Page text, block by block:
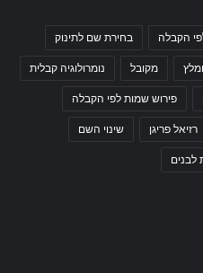
הקבלה בחירת שם לתינוק
מקובל נומרולוגיה קבלית
פירוש שמות לפי הקבלה
רזיאל פריגן שינוי השם
לבנים